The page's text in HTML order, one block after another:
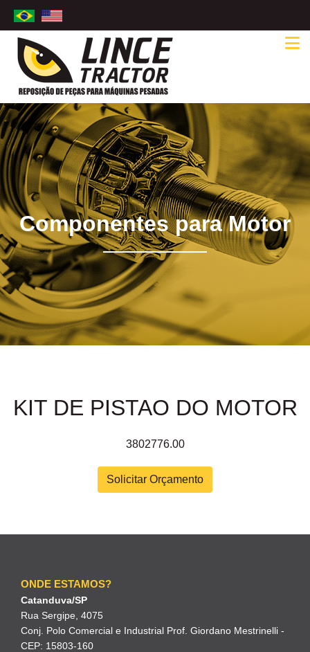
Componentes para Motor
KIT DE PISTAO DO MOTOR
3802776.00
Solicitar Orçamento
ONDE ESTAMOS?
Catanduva/SP
Rua Sergipe, 4075
Conj. Polo Comercial e Industrial Prof. Giordano Mestrinelli -
CEP: 15803-160